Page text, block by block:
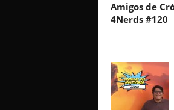
Amigos de
4Nerds #120